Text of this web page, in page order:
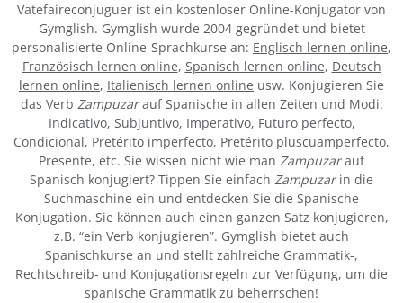
Vatefaireconjuguer ist ein kostenloser Online-Konjugator von
Gymglish. Gymglish wurde 2004 gegründet und bietet
personalisierte Online-Sprachkurse an: Englisch lernen online,
Französisch lernen online, Spanisch lernen online, Deutsch
lernen online, Italienisch lernen online usw. Konjugieren Sie
das Verb Zampuzarauf Spanische in allen Zeiten und Modi:
Indicativo, Subjuntivo, Imperativo, Futuro perfecto,
Condicional, Pretérito imperfecto, Pretérito pluscuamperfecto,
Presente, etc. Sie wissen nicht wie man Zampuzarauf
Spanisch konjugiert? Tippen Sie einfach Zampuzarin die
Suchmaschine ein und entdecken Sie die Spanische
Konjugation. Sie können auch einen ganzen Satz konjugieren,
z.B. “ein Verb konjugieren”. Gymglish bietet auch
Spanischkurse an und stellt zahlreiche Grammatik-,
Rechtschreib- und Konjugationsregeln zur Verfügung, um die
spanische Grammatik zu beherrschen!